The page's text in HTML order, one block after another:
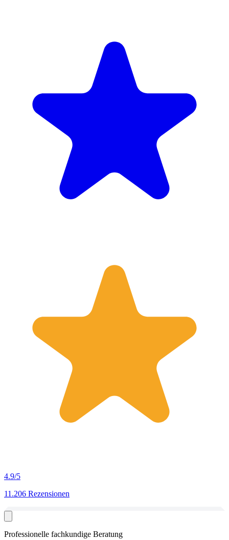
4.9/5
11.206 Rezensionen
Professionelle fachkundige Beratung